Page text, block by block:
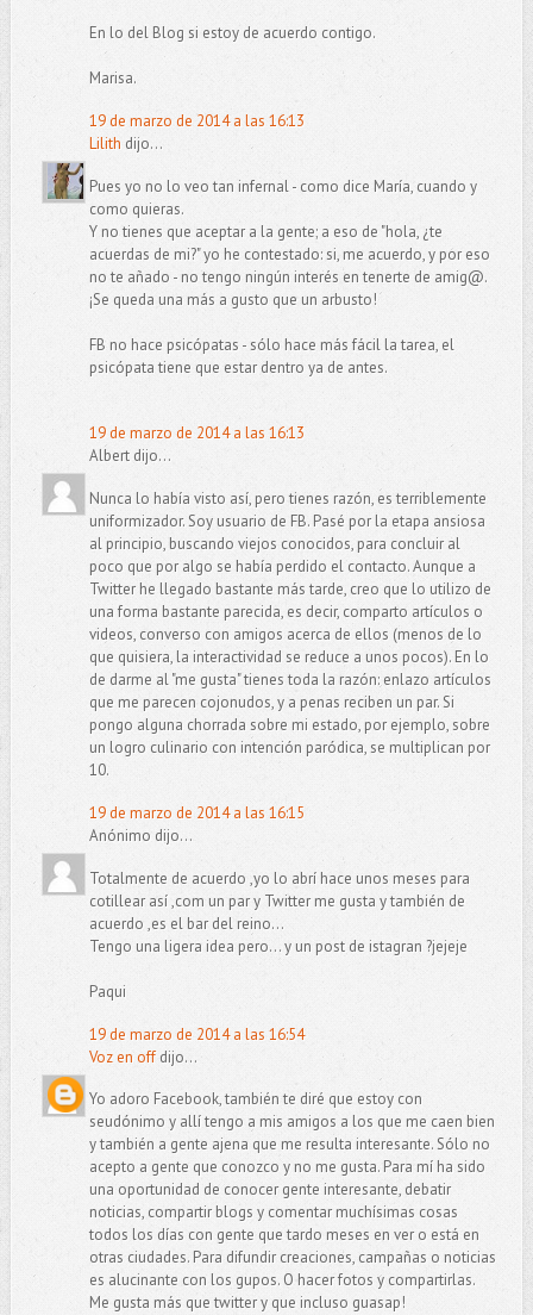
En lo del Blog si estoy de acuerdo contigo.
Marisa.
19 de marzo de 2014 a las 16:13
Lilith dijo...
Pues yo no lo veo tan infernal - como dice María, cuando y
como quieras.
Y no tienes que aceptar a la gente; a eso de "hola, ¿te
acuerdas de mi?" yo he contestado: si, me acuerdo, y por eso
no te añado - no tengo ningún interés en tenerte de amig@.
¡Se queda una más a gusto que un arbusto!
FB no hace psicópatas - sólo hace más fácil la tarea, el
psicópata tiene que estar dentro ya de antes.
19 de marzo de 2014 a las 16:13
Albert dijo...
Nunca lo había visto así, pero tienes razón, es terriblemente
uniformizador. Soy usuario de FB. Pasé por la etapa ansiosa
al principio, buscando viejos conocidos, para concluir al
poco que por algo se había perdido el contacto. Aunque a
Twitter he llegado bastante más tarde, creo que lo utilizo de
una forma bastante parecida, es decir, comparto artículos o
videos, converso con amigos acerca de ellos (menos de lo
que quisiera, la interactividad se reduce a unos pocos). En lo
de darme al "me gusta" tienes toda la razón: enlazo artículos
que me parecen cojonudos, y a penas reciben un par. Si
pongo alguna chorrada sobre mi estado, por ejemplo, sobre
un logro culinario con intención paródica, se multiplican por
10.
19 de marzo de 2014 a las 16:15
Anónimo dijo...
Totalmente de acuerdo ,yo lo abrí hace unos meses para
cotillear así ,com un par y Twitter me gusta y también de
acuerdo ,es el bar del reino...
Tengo una ligera idea pero... y un post de istagran ?jejeje
Paqui
19 de marzo de 2014 a las 16:54
Voz en offdijo...
Yo adoro Facebook, también te diré que estoy con
seudónimo y allí tengo a mis amigos a los que me caen bien
y también a gente ajena que me resulta interesante. Sólo no
acepto a gente que conozco y no me gusta. Para mí ha sido
una oportunidad de conocer gente interesante, debatir
noticias, compartir blogs y comentar muchísimas cosas
todos los días con gente que tardo meses en ver o está en
otras ciudades. Para difundir creaciones, campañas o noticias
es alucinante con los gupos. O hacer fotos y compartirlas.
Me gusta más que twitter y que incluso guasap!